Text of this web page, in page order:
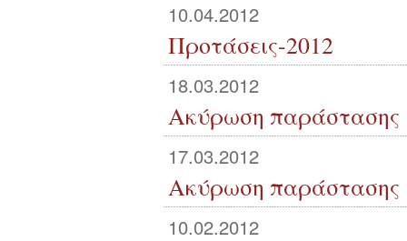
10.04.2012
Προτάσεις-2012
18.03.2012
Ακύρωση παράστασης
17.03.2012
Ακύρωση παράστασης
10.02.2012